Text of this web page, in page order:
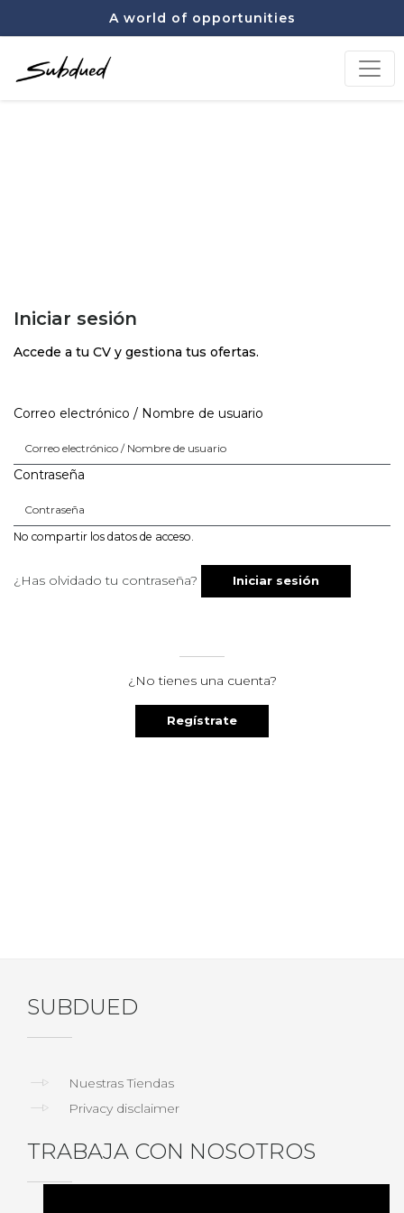
A world of opportunities
Iniciar sesión
Accede a tu CV y gestiona tus ofertas.
Correo electrónico / Nombre de usuario
Contraseña
No compartir los datos de acceso.
¿Has olvidado tu contraseña?
¿No tienes una cuenta?
Regístrate
SUBDUED
Nuestras Tiendas
Privacy disclaimer
TRABAJA CON NOSOTROS